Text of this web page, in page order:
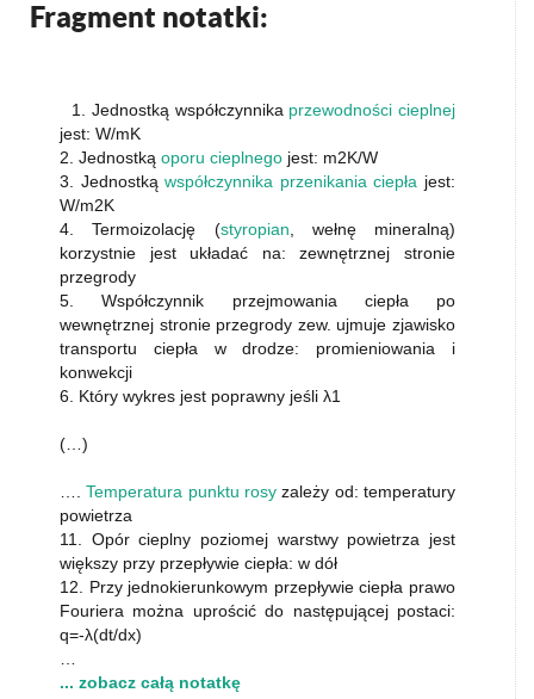
Fragment notatki:
1. Jednostką współczynnika przewodności cieplnej
jest: W/mK
2. Jednostką oporu cieplnego jest: m2K/W
3. Jednostkąwspółczynnika przenikania ciepła jest:
W/m2K
4. Termoizolację (styropian , wełnę mineralną)
korzystnie jest układać na: zewnętrznej stronie
przegrody
5. Współczynnik przejmowania ciepła po
wewnętrznej stronie przegrody zew. ujmuje zjawisko
transportu ciepła w drodze: promieniowania i
konwekcji
6. Który wykres jest poprawny jeśli λ1
(…)
….Temperatura punktu rosy zależy od: temperatury
powietrza
11. Opór cieplny poziomej warstwy powietrza jest
większy przy przepływie ciepła: w dół
12. Przy jednokierunkowym przepływie ciepła prawo
Fouriera można uprościć do następującej postaci:
q=-λ(dt/dx)
... zobacz całą notatkę